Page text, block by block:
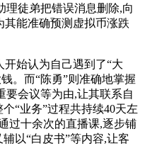
理徒弟把错误消息删除,向
其能准确预测虚拟币涨跌
开始认为自己遇到了“大
。而“陈勇”则准确地掌握
要会议等为由,让其联系自
“业务”过程共持续40天左
过十余次的直播课,逐步铺
以“白皮书”等内容,让客